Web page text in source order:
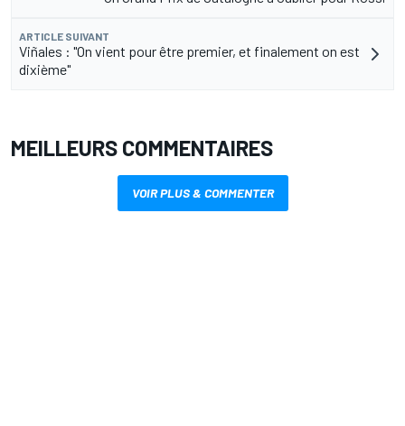
ARTICLE SUIVANT
Viñales : "On vient pour être premier, et finalement on est
dixième"
MEILLEURS COMMENTAIRES
VOIR PLUS & COMMENTER